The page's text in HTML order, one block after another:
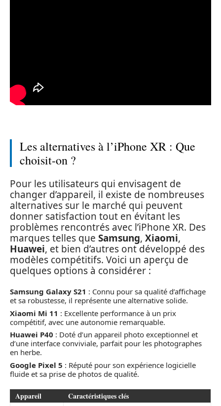
Les alternatives à l’iPhone XR : Que
choisit-on ?
Pour les utilisateurs qui envisagent de
changer d’appareil, il existe de nombreuses
alternatives sur le marché qui peuvent
donner satisfaction tout en évitant les
problèmes rencontrés avec l’iPhone XR. Des
marques telles que Samsung, Xiaomi,
Huawei, et bien d’autres ont développé des
modèles compétitifs. Voici un aperçu de
quelques options à considérer :
Samsung Galaxy S21 : Connu pour sa qualité d’affichage
et sa robustesse, il représente une alternative solide.
Xiaomi Mi 11 : Excellente performance à un prix
compétitif, avec une autonomie remarquable.
Huawei P40 : Doté d’un appareil photo exceptionnel et
d’une interface conviviale, parfait pour les photographes
en herbe.
Google Pixel 5 : Réputé pour son expérience logicielle
fluide et sa prise de photos de qualité.
Appareil Caractéristiques clés